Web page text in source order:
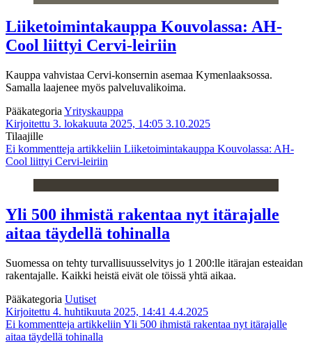
Liiketoimintakauppa Kouvolassa: AH-
Cool liittyi Cervi-leiriin
Kauppa vahvistaa Cervi-konsernin asemaa Kymenlaaksossa.
Samalla laajenee myös palveluvalikoima.
Pääkategoria Yrityskauppa
Kirjoitettu 3. lokakuuta 2025, 14:05 3.10.2025
Tilaajille
Ei kommentteja artikkeliin Liiketoimintakauppa Kouvolassa: AH-
Cool liittyi Cervi-leiriin
Yli 500 ihmistä rakentaa nyt itä­rajalle
aitaa täydellä tohinalla
Suomessa on tehty turvallisuusselvitys jo 1 200:lle itärajan esteaidan
rakentajalle. Kaikki heistä eivät ole töissä yhtä aikaa.
Pääkategoria Uutiset
Kirjoitettu 4. huhtikuuta 2025, 14:41 4.4.2025
Ei kommentteja artikkeliin Yli 500 ihmistä rakentaa nyt itä­rajalle
aitaa täydellä tohinalla